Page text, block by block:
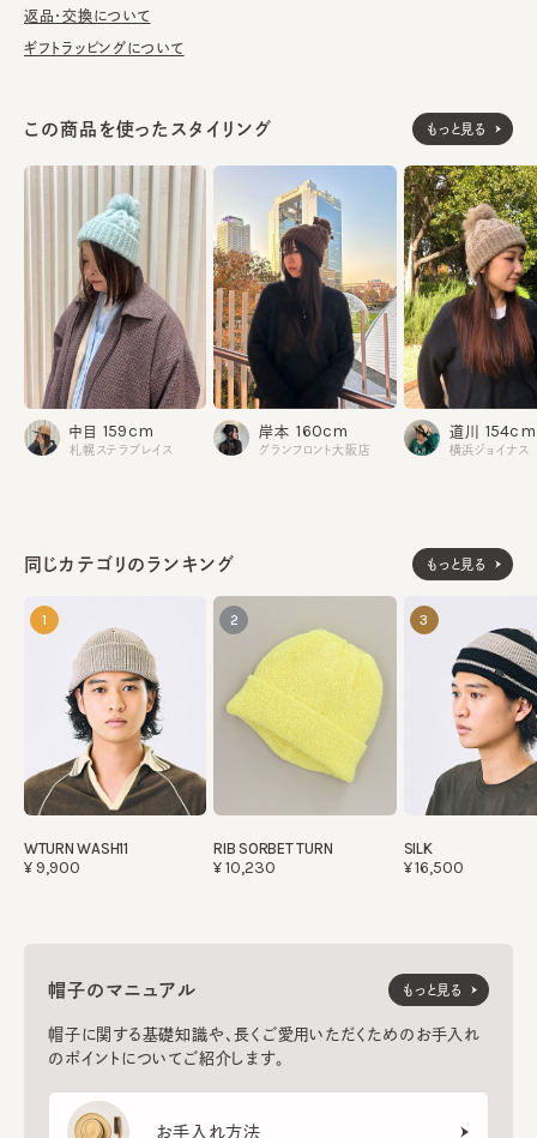
干ししてください。
生産国 made in JAPAN
返品・交換について
ギフトラッピングについて
同じカテゴリのランキング もっと見る
1
WTURN WASH11
¥9,900
2
RIB SORBET TURN
¥10,230
3
SILK
¥16,500
帽子のマニュアル
帽子に関する基礎知識や、長くご愛用いただくためのお手入れ
のポイントについてご紹介します。
お手入れ方法
もっと見る
この商品を使ったスタイリング もっと見る
中目 159cm
札幌ステラプレイス
岸本 160cm
グランフロント大阪店
道川 154cm
横浜ジョイナス